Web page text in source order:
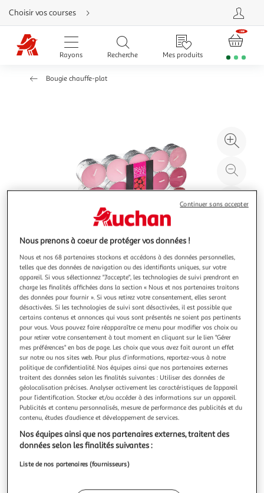
Aller
directement
au
contenu
Aller
directement
Aller
Choisir vos courses
Rayons Recherche Mes produits
Bougie chauffe-plat
à
100
le
Illustration
précédente
Illustration
suivante
COMPTOIR DE LA BOUGIE
Lot de 30 bougies chauffe-plat parfumées 3,7cm
framboise
Informations Techniques : Dimensions : D. 3,7 x H. 2,1 cm
Matières : Cire Spécificités : Pratique & Déco Vendu par lot
de 30 Parfum : Framboise Poids : 0,01 kg Couleur : Rose
En savoir +
Vendu parParis Prix
Livr. ou retrait dès 3/4 jours
A partir de 7,99€
Plus d'options
Vendu par Paris Prix
Ajouter au panier
Nous prenons à coeur de protéger vos données !
Nous et nos 68 partenaires stockons et accédons à des données personnelles,
telles que des données de navigation ou des identifiants uniques, sur votre
appareil. Si vous sélectionnez "J'accepte", les technologies de suivi prendront en
charge les finalités affichées dans la section « Nous et nos partenaires traitons
des données pour fournir ». Si vous retirez votre consentement, elles seront
désactivées. Si les technologies de suivi sont désactivées, il est possible que
certains contenus et annonces qui vous sont présentés ne soient pas pertinents
pour vous. Vous pouvez faire réapparaître ce menu pour modifier vos choix ou
pour retirer votre consentement à tout moment en cliquant sur le lien "Gérer
mes préférences" en bas de page. Les choix que vous avez fait auront un effet
sur notre ou nos sites web. Pour plus d’informations, reportez-vous à notre
politique de confidentialité. Nos équipes ainsi que nos partenaires externes
traitent des données selon les finalités suivantes : Utiliser des données de
géolocalisation précises. Analyser activement les caractéristiques de l’appareil
pour l’identification. Stocker et/ou accéder à des informations sur un appareil.
Publicités et contenu personnalisés, mesure de performance des publicités et du
contenu, études d’audience et développement de services.
Nos équipes ainsi que nos partenaires externes, traitent des
données selon les finalités suivantes :
Liste de nos partenaires (fournisseurs)
Continuer sans accepter